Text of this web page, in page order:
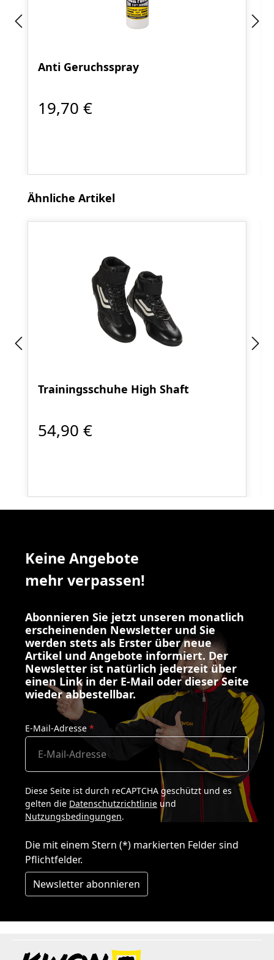
Anti Geruchsspray
19,70 €
Produktgalerie überspringen
Ähnliche Artikel
Trainingsschuhe High Shaft
54,90 €
Keine Angebote
mehr verpassen!
Abonnieren Sie jetzt unseren monatlich
erscheinenden Newsletter und Sie
werden stets als Erster über neue
Artikel und Angebote informiert. Der
Newsletter ist natürlich jederzeit über
einen Link in der E-Mail oder dieser Seite
wieder abbestellbar.
E-Mail-Adresse *
Diese Seite ist durch reCAPTCHA geschützt und es
gelten die Datenschutzrichtlinie und
Nutzungsbedingungen.
Die mit einem Stern (*) markierten Felder sind
Pflichtfelder.
Newsletter abonnieren